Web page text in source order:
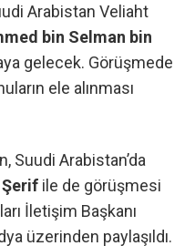
Arabistan Veliaht
bin Selman bin
gelecek. Görüşmede
ele alınması
Suudi Arabistan’da
Şerif ile de görüşmesi
İletişim Başkanı
üzerinden paylaşıldı.